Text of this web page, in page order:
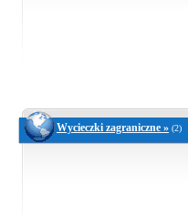
Wycieczki zagraniczne » (2)